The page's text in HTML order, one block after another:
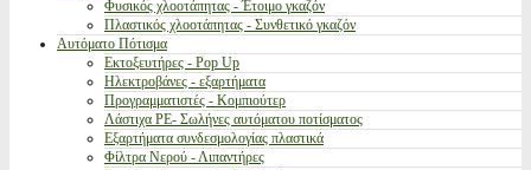
Φυσικός χλοοτάπητας - Έτοιμο γκαζόν
Πλαστικός χλοοτάπητας - Συνθετικό γκαζόν
Αυτόματο Πότισμα
Εκτοξευτήρες - Pop Up
Ηλεκτροβάνες - εξαρτήματα
Προγραμματιστές - Κομπιούτερ
Λάστιχα PE- Σωλήνες αυτόματου ποτίσματος
Εξαρτήματα συνδεσμολογίας πλαστικά
Φίλτρα Νερού - Λιπαντήρες